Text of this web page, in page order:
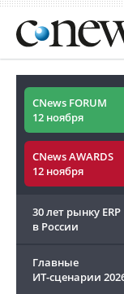
CNews FORUM
12 ноября
CNews AWARDS
12 ноября
30 лет рынку ERP
в России
Главные
ИТ-сценарии